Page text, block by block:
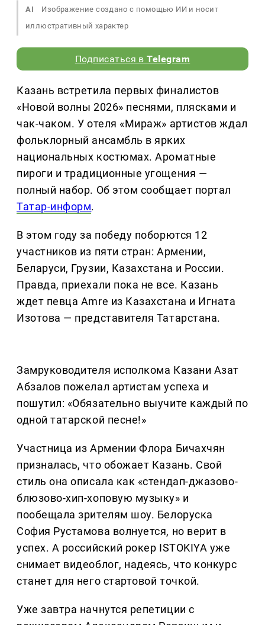
AI
Изображение создано с помощью ИИ и носит
иллюстративный характер
Подписаться вTelegram
Казань встретила первых финалистов
«Новой волны 2026» песнями, плясками и
чак-чаком. У отеля «Мираж» артистов ждал
фольклорный ансамбль в ярких
национальных костюмах. Ароматные
пироги и традиционные угощения —
полный набор. Об этом сообщает портал
Татар-информ.
В этом году за победу поборются 12
участников из пяти стран: Армении,
Беларуси, Грузии, Казахстана и России.
Правда, приехали пока не все. Казань
ждет певца Amre из Казахстана и Игната
Изотова — представителя Татарстана.
Замруководителя исполкома Казани Азат
Абзалов пожелал артистам успеха и
пошутил: «Обязательно выучите каждый по
одной татарской песне!»
Участница из Армении Флора Бичахчян
призналась, что обожает Казань. Свой
стиль она описала как «стендап-джазово-
блюзово-хип-хоповую музыку» и
пообещала зрителям шоу. Белоруска
София Рустамова волнуется, но верит в
успех. А российский рокер ISTOKIYA уже
снимает видеоблог, надеясь, что конкурс
станет для него стартовой точкой.
Уже завтра начнутся репетиции с